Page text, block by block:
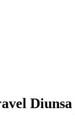
Diunsa